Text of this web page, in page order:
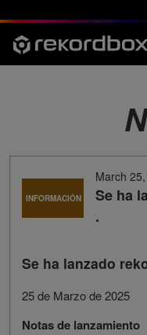
INFORMACIÓN
March
Se ha
.
Se ha lanzado
25 de Marzo de 2025
Notas de lanzamiento